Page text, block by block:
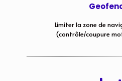
Limiter la zone de
(contrôle/coupure